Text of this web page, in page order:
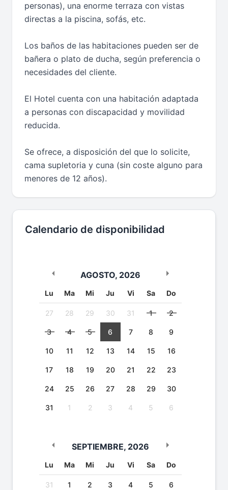
personas), una enorme terraza con vistas
directas a la piscina, sofás, etc.
Los baños de las habitaciones pueden ser de
bañera o plato de ducha, según preferencia o
necesidades del cliente.
El Hotel cuenta con una habitación adaptada
a personas con discapacidad y movilidad
reducida.
Se ofrece, a disposición del que lo solicite,
cama supletoria y cuna (sin coste alguno para
menores de 12 años).
Calendario de disponibilidad
AGOSTO, 2026
Lu Ma Mi Ju Vi Sa Do
27 28 29 30 31 1 2
3 4 5 6 7 8 9
10 11 12 13 14 15 16
17 18 19 20 21 22 23
24 25 26 27 28 29 30
31 1 2 3 4 5 6
SEPTIEMBRE, 2026
Lu Ma Mi Ju Vi Sa Do
31 1 2 3 4 5 6